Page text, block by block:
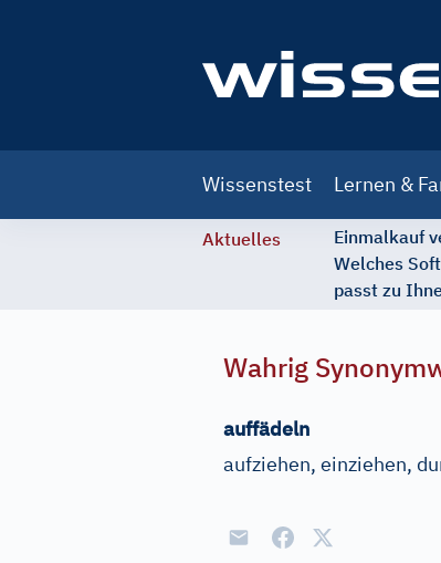
navigation
Wissenstest Lernen &
Aktuelles
Einmalkauf
Welches
passt zu
Wahrig
auffädeln
aufziehen, einziehen,